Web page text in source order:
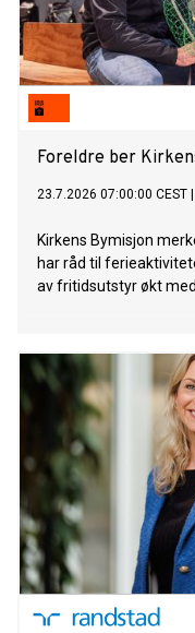
Foreldre ber
23.7.2026 07:00:00 CEST
Kirkens Bymisjon
har råd til
av fritidsutstyr økt